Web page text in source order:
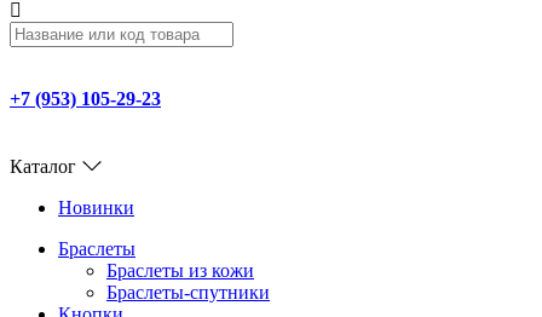
+7 (953) 105-29-23
Каталог
Новинки
Браслеты
Браслеты из кожи
Браслеты-спутники